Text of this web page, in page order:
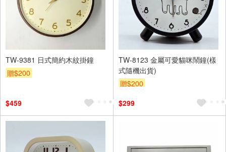
TW-9381 日式簡約木紋掛鐘
贈$200
$459
TW-8123 金屬可愛貓咪鬧鐘(樣
式隨機出貨)
贈$200
$299